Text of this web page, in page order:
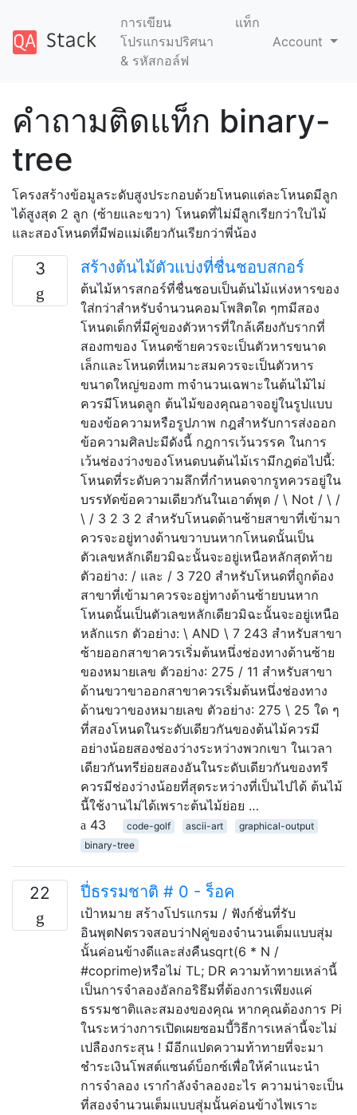
การเขียน
โปรแกรมปริศนา
& รหัสกอล์ฟ
แท็ก
Account
คำถามติดแท็ก binary-
tree
โครงสร้างข้อมูลระดับสูงประกอบด้วยโหนดแต่ละโหนดมีลูก
ได้สูงสุด 2 ลูก (ซ้ายและขวา) โหนดที่ไม่มีลูกเรียกว่าใบไม้
และสองโหนดที่มีพ่อแม่เดียวกันเรียกว่าพี่น้อง
3 สร้างต้นไม้ตัวแบ่งที่ชื่นชอบสกอร์
ต้นไม้หารสกอร์ที่ชื่นชอบเป็นต้นไม้แห่งหารของ
ใส่nว่าสำหรับจำนวนคอมโพสิตใด ๆmมีสอง
โหนดเด็กที่มีคู่ของตัวหารที่ใกล้เคียงกับรากที่
สองmของ โหนดซ้ายควรจะเป็นตัวหารขนาด
เล็กและโหนดที่เหมาะสมควรจะเป็นตัวหาร
ขนาดใหญ่ของm mจำนวนเฉพาะในต้นไม้ไม่
ควรมีโหนดลูก ต้นไม้ของคุณอาจอยู่ในรูปแบบ
ของข้อความหรือรูปภาพ กฎสำหรับการส่งออก
ข้อความศิลปะมีดังนี้ กฎการเว้นวรรค ในการ
เว้นช่องว่างของโหนดบนต้นไม้เรามีกฎต่อไปนี้:
โหนดที่ระดับความลึกที่กำหนดจากรูทควรอยู่ใน
บรรทัดข้อความเดียวกันในเอาต์พุต / \ Not / \ /
\ / 3 2 3 2 สำหรับโหนดด้านซ้ายสาขาที่เข้ามา
ควรจะอยู่ทางด้านขวาบนหากโหนดนั้นเป็น
ตัวเลขหลักเดียวมิฉะนั้นจะอยู่เหนือหลักสุดท้าย
ตัวอย่าง: / และ / 3 720 สำหรับโหนดที่ถูกต้อง
สาขาที่เข้ามาควรจะอยู่ทางด้านซ้ายบนหาก
โหนดนั้นเป็นตัวเลขหลักเดียวมิฉะนั้นจะอยู่เหนือ
หลักแรก ตัวอย่าง: \ AND \ 7 243 สำหรับสาขา
ซ้ายออกสาขาควรเริ่มต้นหนึ่งช่องทางด้านซ้าย
ของหมายเลข ตัวอย่าง: 275 / 11 สำหรับสาขา
ด้านขวาขาออกสาขาควรเริ่มต้นหนึ่งช่องทาง
ด้านขวาของหมายเลข ตัวอย่าง: 275 \ 25 ใด ๆ
ที่สองโหนดในระดับเดียวกันของต้นไม้ควรมี
อย่างน้อยสองช่องว่างระหว่างพวกเขา ในเวลา
เดียวกันทรีย่อยสองอันในระดับเดียวกันของทรี
ควรมีช่องว่างน้อยที่สุดระหว่างที่เป็นไปได้ ต้นไม้
นี้ใช้งานไม่ได้เพราะต้นไม้ย่อย …
43
code-golf ascii-art
graphical-output
binary-tree
22 ปี่ธรรมชาติ # 0 - ร็อค
เป้าหมาย สร้างโปรแกรม / ฟังก์ชั่นที่รับ
อินพุตNตรวจสอบว่าNคู่ของจำนวนเต็มแบบสุ่ม
นั้นค่อนข้างดีและส่งคืนsqrt(6 * N /
#coprime)หรือไม่ TL; DR ความท้าทายเหล่านี้
เป็นการจำลองอัลกอริธึมที่ต้องการเพียงแค่
ธรรมชาติและสมองของคุณ หากคุณต้องการ Pi
ในระหว่างการเปิดเผยซอมบี้วิธีการเหล่านี้จะไม่
เปลืองกระสุน ! มีอีกแปดความท้าทายที่จะมา
ชำระเงินโพสต์แซนด์บ็อกซ์เพื่อให้คำแนะนำ
การจำลอง เรากำลังจำลองอะไร ความน่าจะเป็น
ที่สองจำนวนเต็มแบบสุ่มนั้นค่อนข้างไพเราะ